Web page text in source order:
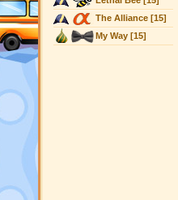
The Alliance[15]
My Way[15]